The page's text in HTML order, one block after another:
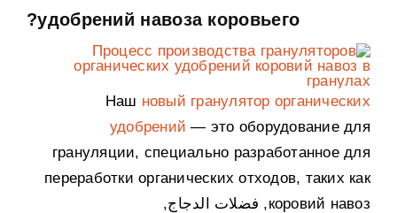
удобрений навоза коровьего
?
Наш новый гранулятор органических
удобрений — это оборудование для
грануляции, специально разработанное для
переработки органических отходов, таких как
коровий навоз, فضلات الدجاج,